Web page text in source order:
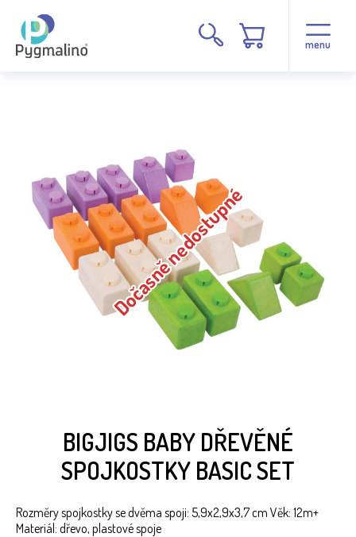
menu
Dočasně nedostupné
BIGJIGS BABY DŘEVĚNÉ
SPOJKOSTKY BASIC SET
Rozměry spojkostky se dvěma spoji: 5,9x2,9x3,7 cm Věk: 12m+
Materiál: dřevo, plastové spoje